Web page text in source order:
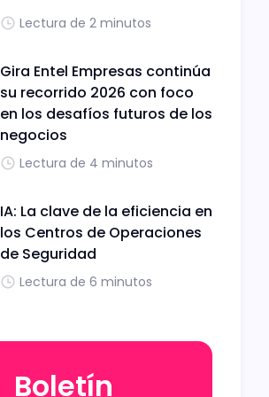
Lectura de 2 minutos
Gira Entel Empresas continúa
su recorrido 2026 con foco
en los desafíos futuros de los
negocios
Lectura de 4 minutos
IA: La clave de la eficiencia en
los Centros de Operaciones
de Seguridad
Lectura de 6 minutos
Boletín